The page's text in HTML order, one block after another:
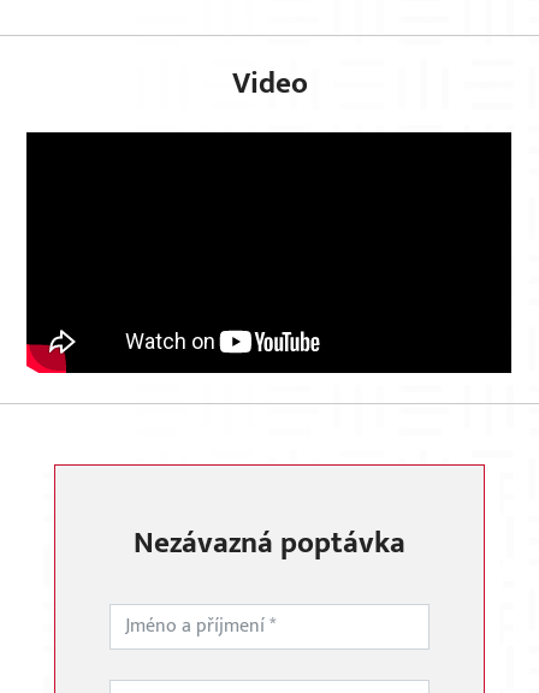
Video
Nezávazná poptávka